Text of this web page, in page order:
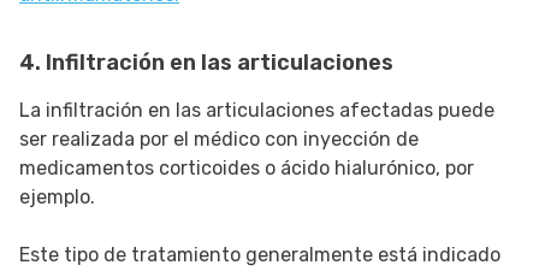
4. Infiltración en las articulaciones
La infiltración en las articulaciones afectadas puede
ser realizada por el médico con inyección de
medicamentos corticoides o ácido hialurónico, por
ejemplo.
Este tipo de tratamiento generalmente está indicado